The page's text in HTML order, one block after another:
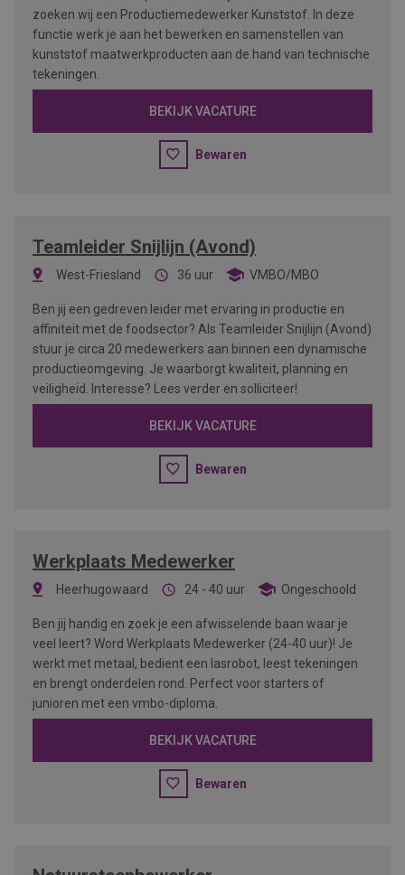
zoeken wij een Productiemedewerker Kunststof. In deze
functie werk je aan het bewerken en samenstellen van
kunststof maatwerkproducten aan de hand van technische
tekeningen.
BEKIJK VACATURE
Bewaren
Teamleider Snijlijn (Avond)
West-Friesland 36 uur VMBO/MBO
Ben jij een gedreven leider met ervaring in productie en
affiniteit met de foodsector? Als Teamleider Snijlijn (Avond)
stuur je circa 20 medewerkers aan binnen een dynamische
productieomgeving. Je waarborgt kwaliteit, planning en
veiligheid. Interesse? Lees verder en solliciteer!
BEKIJK VACATURE
Bewaren
Werkplaats Medewerker
Heerhugowaard 24 - 40 uur Ongeschoold
Ben jij handig en zoek je een afwisselende baan waar je
veel leert? Word Werkplaats Medewerker (24-40 uur)! Je
werkt met metaal, bedient een lasrobot, leest tekeningen
en brengt onderdelen rond. Perfect voor starters of
junioren met een vmbo-diploma.
BEKIJK VACATURE
Bewaren